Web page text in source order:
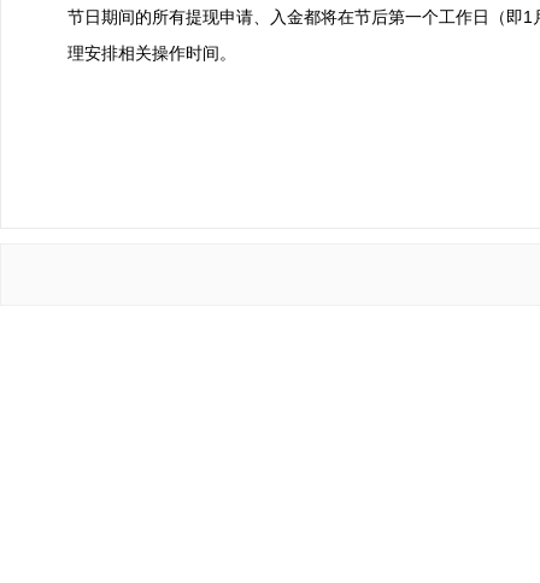
节日期间的所有提现申请、入金都将在节后第一个工作日（即
理安排相关操作时间。